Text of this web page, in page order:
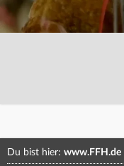
Du bist hier: www.FFH.de